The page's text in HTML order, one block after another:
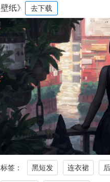
壁纸》
去下载
标签： 黑短发 连衣裙